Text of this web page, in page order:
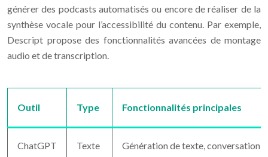
générer des podcasts automatisés ou encore de réaliser de la
synthèse vocale pour l’accessibilité du contenu. Par exemple,
Descript propose des fonctionnalités avancées de montage
audio et de transcription.
Outil Type Fonctionnalités principales
ChatGPT Texte Génération de texte, conversation,